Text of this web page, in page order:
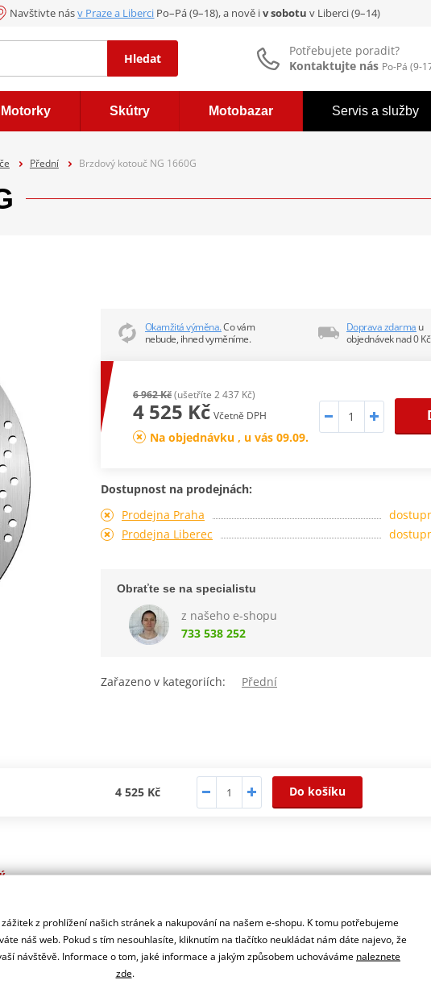
Navštivte násv Praze a Liberci Po–Pá (9–18), a nově iv sobotu v Liberci (9–14)
Hledat
Potřebujete poradit?
Kontaktujte nás Po-Pá (9-
Motorky Skútry Motobazar Servis a služby
Přední Brzdový kotouč NG 1660G
Okamžitá výměna.Co vám
nebude, ihned vyměníme.
Doprava zdarma u
objednávek nad 0 Kč
6 962 Kč(ušetříte 2 437 Kč)
4 525 Kč Včetně DPH
Na objednávku , u vás 09.09.
Dostupnost na prodejnách:
Prodejna Praha
Prodejna Liberec
Obraťte se na specialistu
z našeho e-shopu
733 538 252
Zařazeno v kategoriích: Přední
4 525 Kč Do košíku
z prohlížení našich stránek a nakupování na našem e-shopu. K tomu potřebujeme
náš web. Pokud s tím nesouhlasíte, kliknutím na tlačítko neukládat nám dáte najevo, že
návštěvě. Informace o tom, jaké informace a jakým způsobem uchováváme naleznete
zde.